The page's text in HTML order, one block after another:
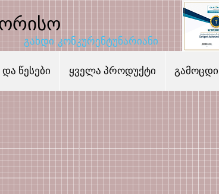
გახდი კონკურენტუნარიანი
წესები ყველა პროდუქტი